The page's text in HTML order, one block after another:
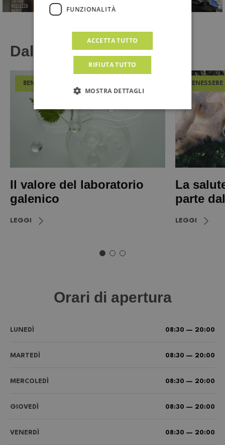
Dal Magazine
BENESSERE
Il valore del laboratorio
galenico
LEGGI
BENESSERE
La
parte
LEGGI
Orari di apertura
LUNEDÌ 08:30 — 20:00
MARTEDÌ 08:30 — 20:00
MERCOLEDÌ 08:30 — 20:00
GIOVEDÌ 08:30 — 20:00
VENERDÌ 08:30 — 20:00
FUNZIONALITÀ
ACCETTA TUTTO
RIFIUTA TUTTO
MOSTRA DETTAGLI